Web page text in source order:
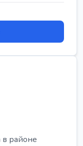
районе